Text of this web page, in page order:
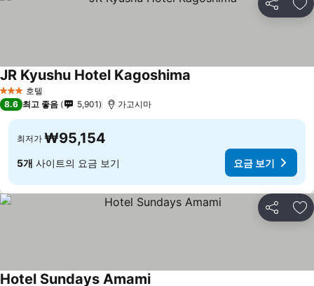
공유 즐
3 성급 호텔
JR Kyushu Hotel Kagoshima
8.6 최고 좋음 5,901 가고시마
최저가 ₩95,154
5개 사이트의 요금 보기 요금 보기
공유 즐
Hotel Sundays Amami